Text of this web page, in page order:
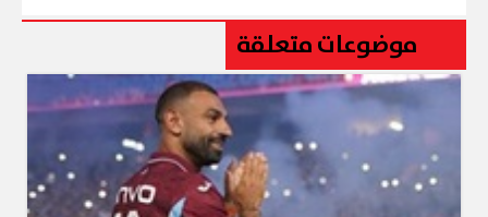
موضوعات متعلقة